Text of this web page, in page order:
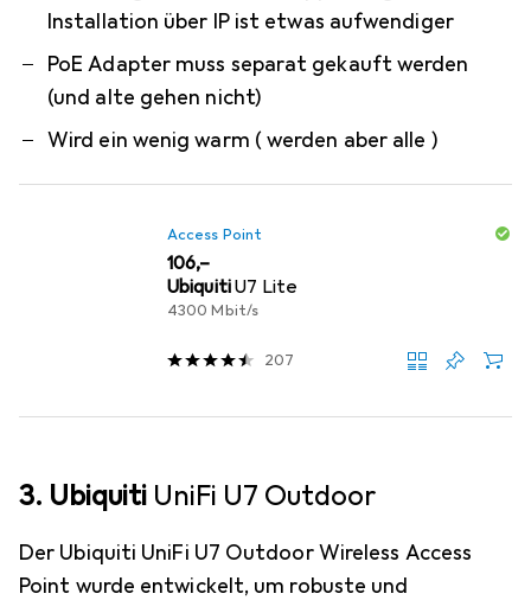
Installation über IP ist etwas aufwendiger
PoE Adapter muss separat gekauft werden
(und alte gehen nicht)
Wird ein wenig warm ( werden aber alle )
Access Point
EUR
106,–
UbiquitiU7 Lite
4300 Mbit/s
207
3. Ubiquiti UniFi U7 Outdoor
Der Ubiquiti UniFi U7 Outdoor Wireless Access
Point wurde entwickelt, um robuste und